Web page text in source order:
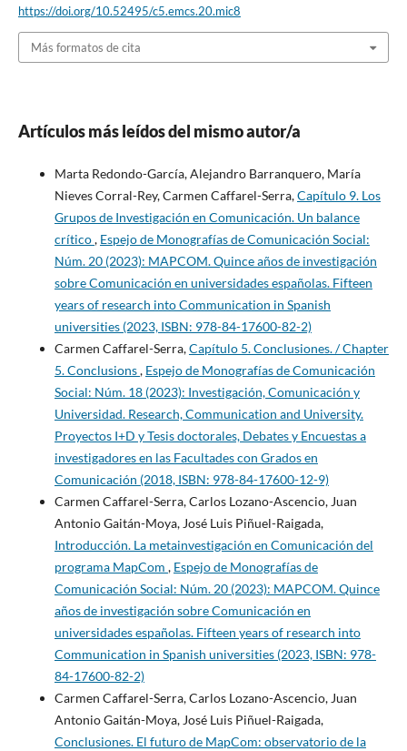
https://doi.org/10.52495/c5.emcs.20.mic8
Más formatos de cita
Artículos más leídos del mismo autor/a
Marta Redondo-García, Alejandro Barranquero, María
Nieves Corral-Rey, Carmen Caffarel-Serra,Capítulo 9. Los
Grupos de Investigación en Comunicación. Un balance
crítico, Espejo de Monografías de Comunicación Social:
Núm. 20 (2023): MAPCOM. Quince años de investigación
sobre Comunicación en universidades españolas. Fifteen
years of research into Communication in Spanish
universities (2023, ISBN: 978-84-17600-82-2)
Carmen Caffarel-Serra,Capítulo 5. Conclusiones. / Chapter
5. Conclusions, Espejo de Monografías de Comunicación
Social: Núm. 18 (2023): Investigación, Comunicación y
Universidad. Research, Communication and University.
Proyectos I+D y Tesis doctorales, Debates y Encuestas a
investigadores en las Facultades con Grados en
Comunicación (2018, ISBN: 978-84-17600-12-9)
Carmen Caffarel-Serra, Carlos Lozano-Ascencio, Juan
Antonio Gaitán-Moya, José Luis Piñuel-Raigada,
Introducción. La metainvestigación en Comunicación del
programa MapCom , Espejo de Monografías de
Comunicación Social: Núm. 20 (2023): MAPCOM. Quince
años de investigación sobre Comunicación en
universidades españolas. Fifteen years of research into
Communication in Spanish universities (2023, ISBN: 978-
84-17600-82-2)
Carmen Caffarel-Serra, Carlos Lozano-Ascencio, Juan
Antonio Gaitán-Moya, José Luis Piñuel-Raigada,
Conclusiones. El futuro de MapCom: observatorio de la